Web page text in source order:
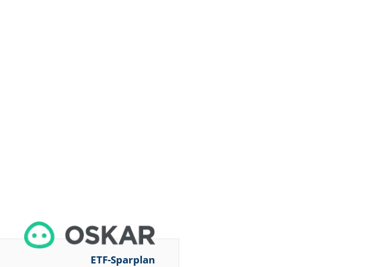
RENK Kaufen
SGL Carbon Hold Jefferies &
Company
ETF-Sparplan